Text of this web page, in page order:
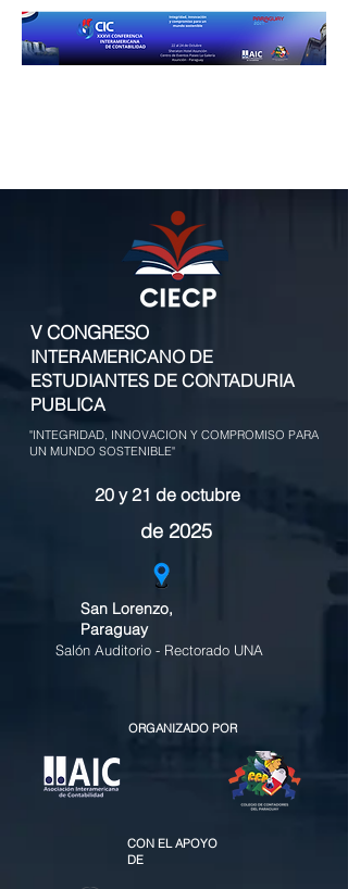
20 y 21 de octubre
de 2025
ORGANIZADO POR
CON EL APOYO
DE
V CONGRESO
INTERAMERICANO DE
ESTUDIANTES DE CONTADURIA
PUBLICA
San Lorenzo,
Paraguay
Salón Auditorio - Rectorado UNA
"INTEGRIDAD, INNOVACION Y COMPROMISO PARA
UN MUNDO SOSTENIBLE"